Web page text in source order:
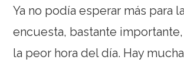
Ya no podía esperar más para
encuesta, bastante
la peor hora del día. Hay